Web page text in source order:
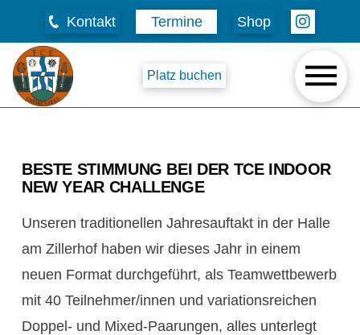
Kontakt Termine Shop
Platz buchen
BESTE STIMMUNG BEI DER TCE INDOOR
NEW YEAR CHALLENGE
Unseren traditionellen Jahresauftakt in der Halle
am Zillerhof haben wir dieses Jahr in einem
neuen Format durchgeführt, als Teamwettbewerb
mit 40 Teilnehmer/innen und variationsreichen
Doppel- und Mixed-Paarungen, alles unterlegt